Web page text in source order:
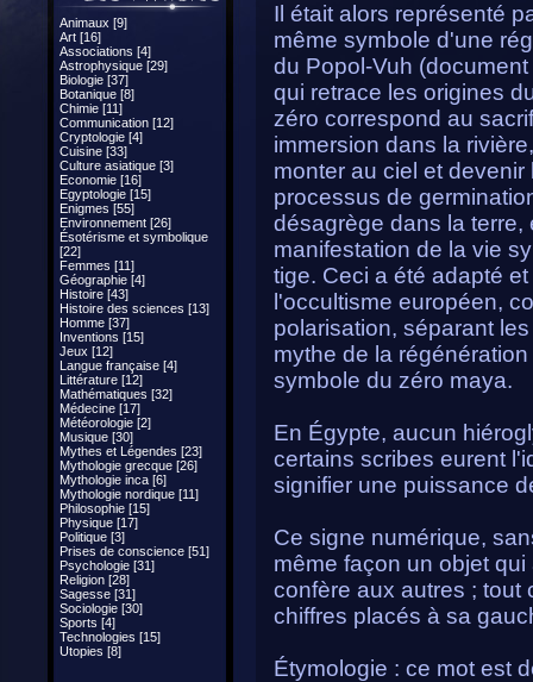
Animaux [9]
Art [16]
Associations [4]
Astrophysique [29]
Biologie [37]
Botanique [8]
Chimie [11]
Communication [12]
Cryptologie [4]
Cuisine [33]
Culture asiatique [3]
Economie [16]
Egyptologie [15]
Enigmes [55]
Environnement [26]
Ésotérisme et symbolique
[22]
Femmes [11]
Géographie [4]
Histoire [43]
Histoire des sciences [13]
Homme [37]
Inventions [15]
Jeux [12]
Langue française [4]
Littérature [12]
Mathématiques [32]
Médecine [17]
Météorologie [2]
Musique [30]
Mythes et Légendes [23]
Mythologie grecque [26]
Mythologie inca [6]
Mythologie nordique [11]
Philosophie [15]
Physique [17]
Politique [3]
Prises de conscience [51]
Psychologie [31]
Religion [28]
Sagesse [31]
Sociologie [30]
Sports [4]
Technologies [15]
Utopies [8]
Il était alors représenté
même symbole d'une
du Popol-Vuh
qui retrace les origines
zéro correspond au
immersion dans la
monter au ciel et
processus de
désagrège dans la
manifestation de la vie
tige. Ceci a été adapté
l'occultisme européen,
polarisation, séparant
mythe de la
symbole du zéro maya.
En Égypte, aucun
certains scribes eurent
signifier une puissance
Ce signe numérique,
même façon un objet
confère aux autres ; tout
chiffres placés à sa
Étymologie : ce mot est